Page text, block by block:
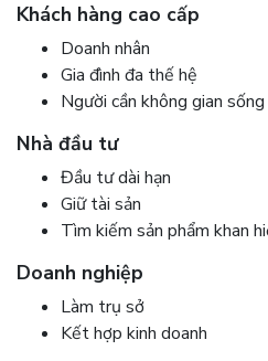
Khách hàng cao cấp
Doanh nhân
Gia đình đa thế hệ
Người cần không gian
Nhà đầu tư
Đầu tư dài hạn
Giữ tài sản
Tìm kiếm sản phẩm khan
Doanh nghiệp
Làm trụ sở
Kết hợp kinh doanh